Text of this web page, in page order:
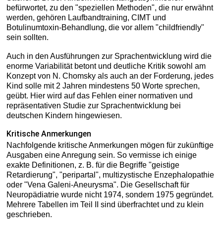
befürwortet, zu den "speziellen Methoden", die nur erwähnt
werden, gehören Laufbandtraining, CIMT und
Botulinumtoxin-Behandlung, die vor allem "childfriendly"
sein sollten.
Auch in den Ausführungen zur Sprachentwicklung wird die
enorme Variabilität betont und deutliche Kritik sowohl am
Konzept von N. Chomsky als auch an der Forderung, jedes
Kind solle mit 2 Jahren mindestens 50 Worte sprechen,
geübt. Hier wird auf das Fehlen einer normativen und
repräsentativen Studie zur Sprachentwicklung bei
deutschen Kindern hingewiesen.
Kritische Anmerkungen
Nachfolgende kritische Anmerkungen mögen für zukünftige
Ausgaben eine Anregung sein. So vermisse ich einige
exakte Definitionen, z. B. für die Begriffe "geistige
Retardierung", "peripartal", multizystische Enzephalopathie
oder "Vena Galeni-Aneurysma". Die Gesellschaft für
Neuropädiatrie wurde nicht 1974, sondern 1975 gegründet.
Mehrere Tabellen im Teil II sind überfrachtet und zu klein
geschrieben.